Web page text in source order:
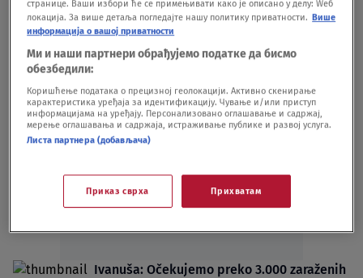
Stižu li nam u ponedeljak nove mere i
zašto je već kasno
DRUŠTVO22.08.21.
Ivanuša: Očekujemo preko 3.000 zaraženih
странице. Ваши избори ће се примењивати како је описано у делу: Wеб
локација. За више детаља погледајте нашу политику приватности. Више
информација о вашој приватности
Ми и наши партнери обрађујемо податке да бисмо
обезбедили:
Коришћење података о прецизној геолокацији. Активно скенирање
карактеристика уређаја за идентификацију. Чување и/или приступ
информацијама на уређају. Персонализовано оглашавање и садржај,
мерење оглашавања и садржаја, истраживање публике и развој услуга.
Листа партнера (добављача)
Приказ сврха Прихватам